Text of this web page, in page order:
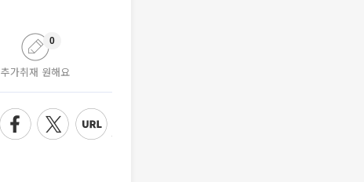
추가취재 원해요
0